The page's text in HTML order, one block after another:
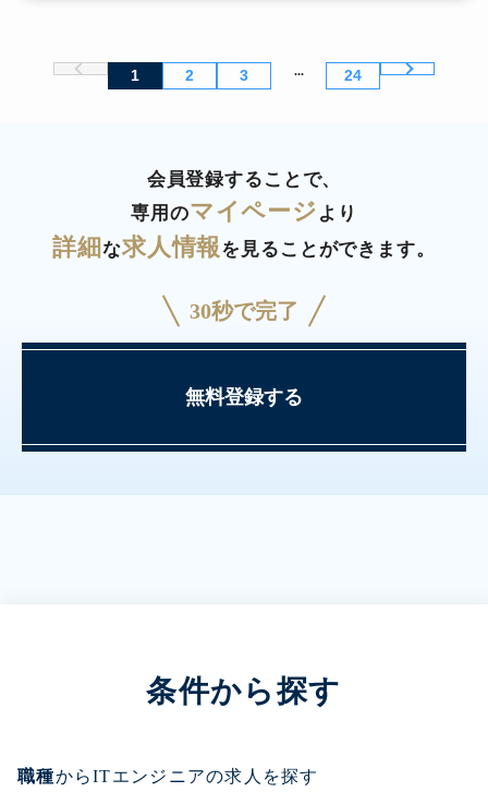
1 2 3 ... 24
会員登録することで、
専用のマイページ より
詳細な求人情報を見ることができます。
30秒で完了
無料登録する
条件から探す
職種からITエンジニアの求人を探す